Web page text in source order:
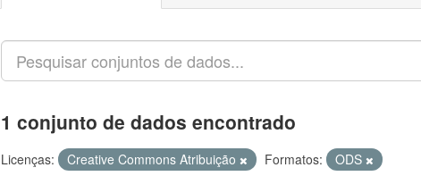
1 conjunto de dados encontrado
Licenças: Creative Commons Atribuição Formatos:
ODS